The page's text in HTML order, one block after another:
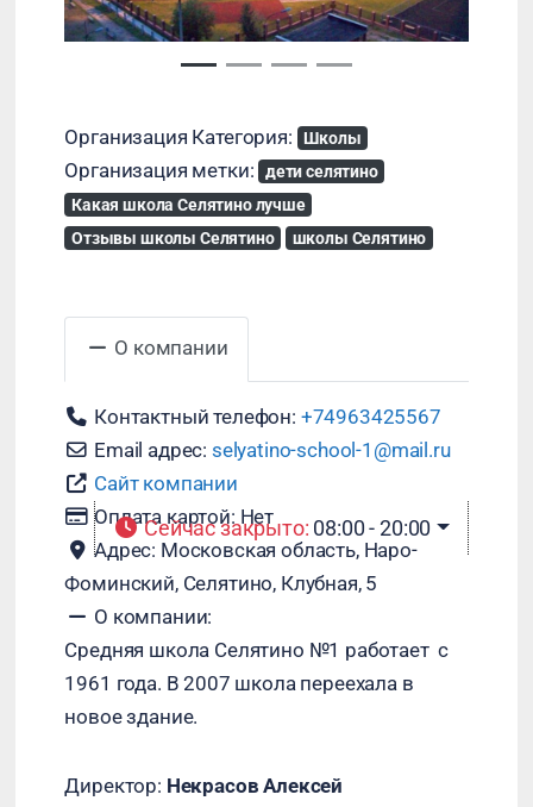
Организация Категория: Школы
Организация метки: дети селятино
Какая школа Селятино лучше
Отзывы школы Селятино
школы Селятино
О компании
Контактный телефон: +74963425567
Email адрес: selyatino-school-1 @mail.ru
Сайт компании
Сейчас закрыто: 08:00 - 20:00
Оплата картой: Нет
Адрес: Московская область, Наро-
Фоминский, Селятино, Клубная, 5
О компании:
Средняя школа Селятино №1 работает с
1961 года. В 2007 школа переехала в
новое здание.
Директор: Некрасов Алексей